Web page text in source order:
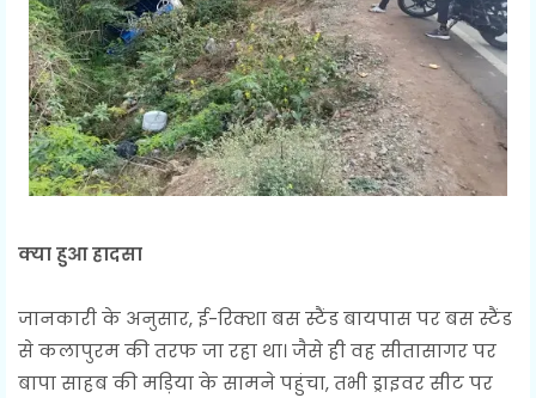
क्या हुआ हादसा
जानकारी के अनुसार, ई-रिक्शा बस स्टैंड बायपास पर बस स्टैंड
से कलापुरम की तरफ जा रहा था। जैसे ही वह सीतासागर पर
बापा साहब की मड़िया के सामने पहुंचा, तभी ड्राइवर सीट पर